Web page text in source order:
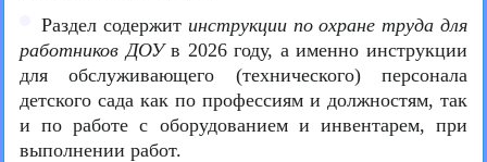
Раздел содержит инструкции по охране труда для
работников ДОУв 2026 году, а именно инструкции
для обслуживающего (технического) персонала
детского сада как по профессиям и должностям, так
и по работе с оборудованием и инвентарем, при
выполнении работ.